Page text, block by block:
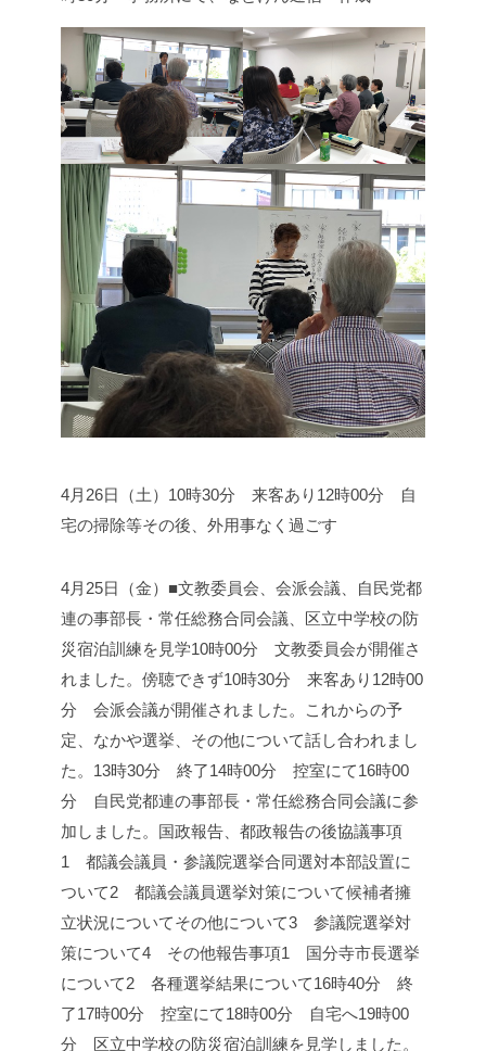
4月26日（土） 10時30分 来客あり 12時00分 自
宅の掃除等その後、外用事なく過ごす
4月25日（金）■文教委員会、会派会議、自民党都
連の事部長・常任総務合同会議、区立中学校の防
災宿泊訓練を見学10時00分 文教委員会が開催さ
れました。 傍聴できず10時30分 来客あり 12時00
分 会派会議が開催されました。
これからの予
定、なかや選挙、その他について話し合われまし
た。 13時30分 終了14時00分 控室にて16時00
分 自民党都連の事部長・常任総務合同会議に参
加しました。 国政報告、都政報告の後協議事項
1 都議会議員・参議院選挙合同選対本部設置に
ついて2 都議会議員選挙対策について候補者擁
立状況についてその他について3 参議院選挙対
策について4 その他報告事項1 国分寺市長選挙
について2 各種選挙結果について16時40分 終
了17時00分 控室にて18時00分 自宅へ19時00
分 区立中学校の防災宿泊訓練を見学しました。